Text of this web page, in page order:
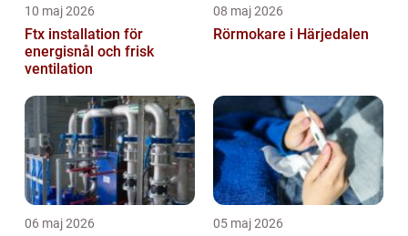
10 maj 2026
Ftx installation för
energisnål och frisk
ventilation
08 maj 2026
Rörmokare i Härjedalen
06 maj 2026 05 maj 2026